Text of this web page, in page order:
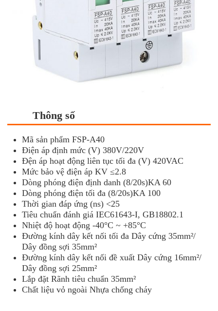
Thông số
Mã sản phẩm FSP-A40
Điện áp định mức (V) 380V/220V
Đện áp hoạt động liên tục tối đa (V) 420VAC
Mức bảo vệ điện áp KV ≤2.8
Dòng phóng điện định danh (8/20s)KA 60
Dòng phóng điện tối đa (8/20s)KA 100
Thời gian đáp ứng (ns) <25
Tiêu chuẩn đánh giá IEC61643-I, GB18802.1
Nhiệt độ hoạt động -40°C ~ +85°C
Đường kính dây kết nối tối đa Dây cứng 35mm²/
Dây đồng sợi 35mm²
Đường kính dây kết nối đề xuất Dây cứng 16mm²/
Dây đồng sợi 25mm²
Lắp đặt Rãnh tiêu chuẩn 35mm²
Chất liệu vỏ ngoài Nhựa chống cháy